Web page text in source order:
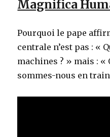
Magnifica
Pourquoi le pape
centrale n’est pas : «
machines ? » mais : «
sommes-nous en